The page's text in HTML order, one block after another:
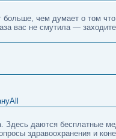
больше, чем думает о том что
вас не смутила —
Здесь даются бесплатные
здравоохранения и